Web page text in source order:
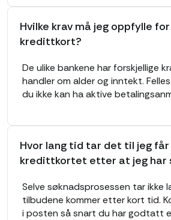
Hvilke krav må jeg oppfylle
kredittkort?
De ulike bankene har forskjellige
handler om alder og inntekt.
du ikke kan ha aktive
Hvor lang tid tar det til jeg får
kredittkortet etter at jeg har
Selve søknadsprosessen tar ikke
tilbudene kommer etter kort tid.
i posten så snart du har godtatt